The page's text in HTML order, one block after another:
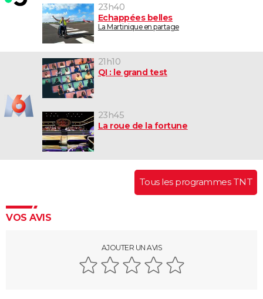
23h40
Echappées belles
La Martinique en partage
21h10
QI : le grand test
23h45
La roue de la fortune
Tous les programmes TNT
VOS AVIS
AJOUTER UN AVIS